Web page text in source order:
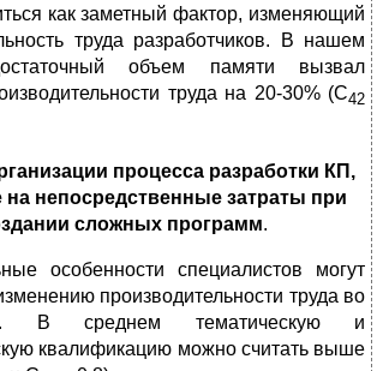
как заметный фактор, изменяющий
труда разработчиков. В нашем
объем памяти вызвал
труда на 20-30% (С42
процесса разработки КП,
непосредственные затраты при
сложных программ.
особенности специалистов могут
производительности труда во
В среднем тематическую и
квалификацию можно считать выше